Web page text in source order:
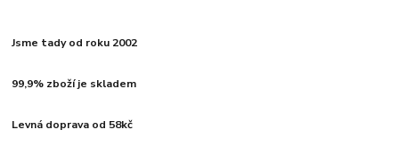
Jsme tady od roku 2002
99,9% zboží je skladem
Levná doprava od 58kč